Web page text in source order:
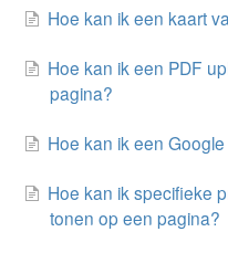
Hoe kan ik een kaart
Hoe kan ik een PDF
pagina?
Hoe kan ik een
Hoe kan ik specifieke
tonen op een pagina?